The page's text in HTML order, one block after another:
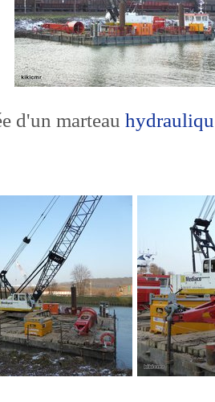
d'un marteau